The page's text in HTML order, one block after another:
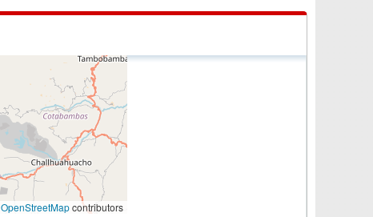
OpenStreetMapcontributors